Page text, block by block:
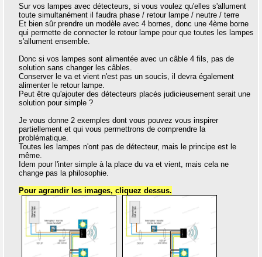
Sur vos lampes avec détecteurs, si vous voulez qu'elles s'allument
toute simultanément il faudra phase / retour lampe / neutre / terre
Et bien sûr prendre un modèle avec 4 bornes, donc une 4ème borne
qui permette de connecter le retour lampe pour que toutes les lampes
s'allument ensemble.
Donc si vos lampes sont alimentée avec un câble 4 fils, pas de
solution sans changer les câbles.
Conserver le va et vient n'est pas un soucis, il devra également
alimenter le retour lampe.
Peut être qu'ajouter des détecteurs placés judicieusement serait une
solution pour simple ?
Je vous donne 2 exemples dont vous pouvez vous inspirer
partiellement et qui vous permettrons de comprendre la
problématique.
Toutes les lampes n'ont pas de détecteur, mais le principe est le
même.
Idem pour l'inter simple à la place du va et vient, mais cela ne
change pas la philosophie.
Pour agrandir les images, cliquez dessus.